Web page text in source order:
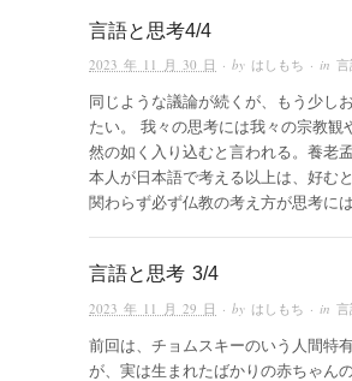
言語と思考4/4
2023 年 11 月 30 日 · by はしもち · in
同じような議論が続くが、もう少し
たい。 我々の思考には我々の宗教観
然の如く入り込むと言われる。養老
本人が日本語で考える以上は、好む
関わらず必ず仏教の考え方が思考に
言語と思考 3/4
2023 年 11 月 29 日 · by はしもち · in
前回は、チョムスキーのいう人間特
が、実は生まれたばかりの赤ちゃん